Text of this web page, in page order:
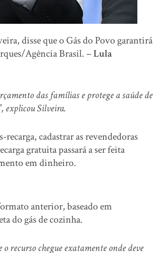
disse que o Gás do Povo garantirá
Agência Brasil. –Lula
das famílias e protege a saúde de
explicou Silveira.
cadastrar as revendedoras
gratuita passará a ser feita
em dinheiro.
anterior, baseado em
do gás de cozinha.
recurso chegue exatamente onde deve